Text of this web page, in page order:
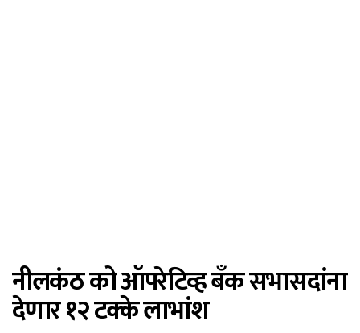
नीलकंठ को ऑपरेटिव्ह बँक सभासदांना
देणार १२ टक्के लाभांश